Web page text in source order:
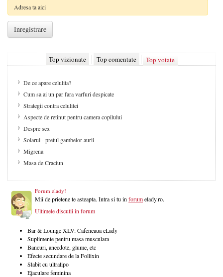
Top vizionate Top comentate Top votate
De ce apare celulita?
Cum sa ai un par fara varfuri despicate
Strategii contra celulitei
Aspecte de retinut pentru camera copilului
Despre sex
Solarul - pretul gambelor aurii
Migrena
Masa de Craciun
Forum elady!
Mii de prietene te asteapta. Intra si tu inforumelady.ro.
Ultimele discutii in forum
Bar & Lounge XLV: Cafeneaua eLady
Suplimente pentru masa musculara
Bancuri, anecdote, glume, etc
Efecte secundare de la Follixin
Slabit cu ultralipo
Ejaculare feminina